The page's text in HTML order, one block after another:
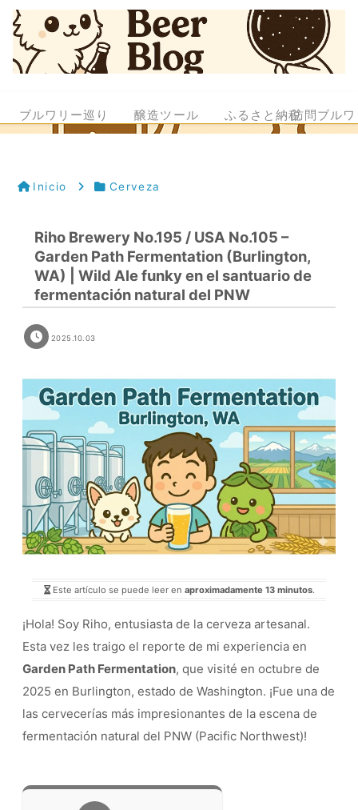
ブルワリー巡り 醸造ツール ふるさと納税訪問ブル
Inicio Cerveza
Riho Brewery No.195 / USA No.105 –
Garden Path Fermentation (Burlington,
WA) | Wild Ale funky en el santuario de
fermentación natural del PNW
2025.10.03
Este artículo se puede leer en aproximadamente 13 minutos.
¡Hola! Soy Riho, entusiasta de la cerveza artesanal.
Esta vez les traigo el reporte de mi experiencia en
Garden Path Fermentation, que visité en octubre de
2025 en Burlington, estado de Washington. ¡Fue una de
las cervecerías más impresionantes de la escena de
fermentación natural del PNW (Pacific Northwest)!